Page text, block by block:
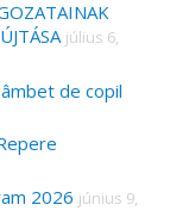
július 6,
de copil
2026 június 9,